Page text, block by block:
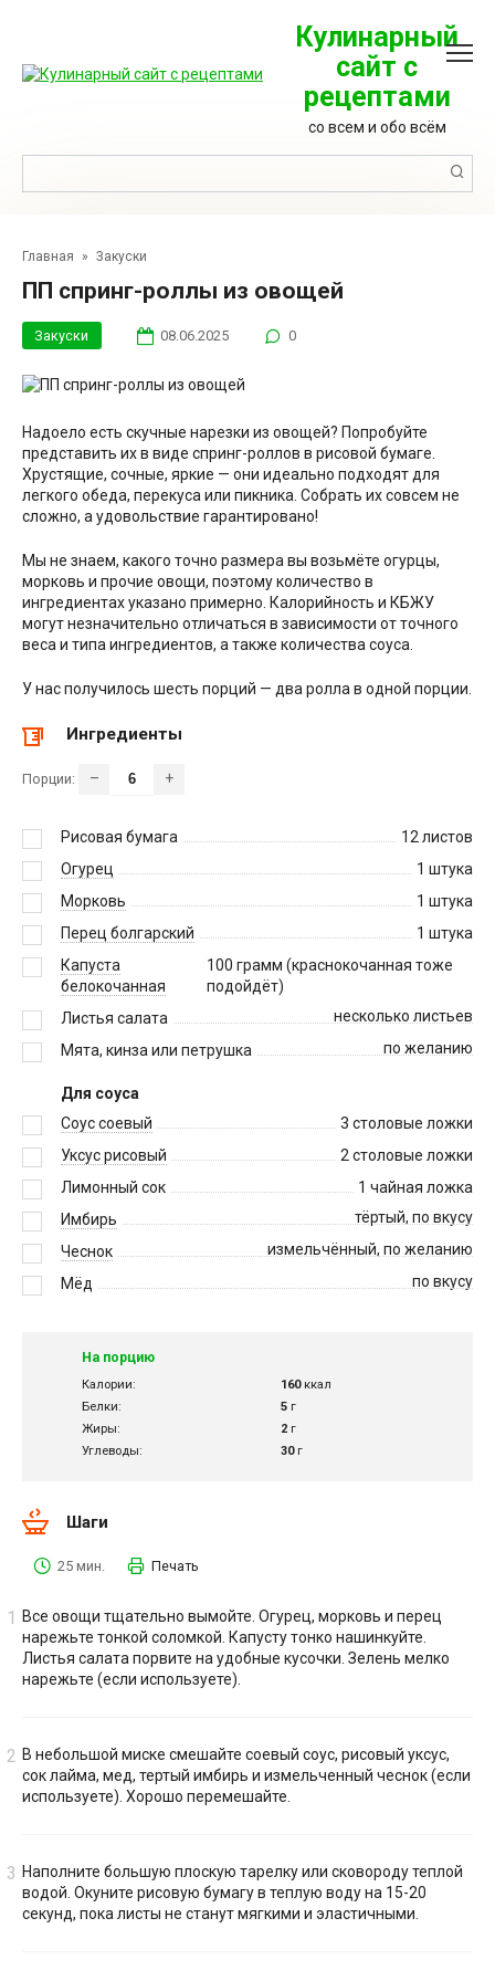
Кулинарный
сайт с
рецептами
со всем и обо всём
Главная » Закуски
ПП спринг-роллы из овощей
Закуски 08.06.2025 0
Надоело есть скучные нарезки из овощей? Попробуйте
представить их в виде спринг-роллов в рисовой бумаге.
Хрустящие, сочные, яркие — они идеально подходят для
легкого обеда, перекуса или пикника. Собрать их совсем не
сложно, а удовольствие гарантировано!
Мы не знаем, какого точно размера вы возьмёте огурцы,
морковь и прочие овощи, поэтому количество в
ингредиентах указано примерно. Калорийность и КБЖУ
могут незначительно отличаться в зависимости от точного
веса и типа ингредиентов, а также количества соуса.
У нас получилось шесть порций — два ролла в одной порции.
Ингредиенты
Порции: – +
Рисовая бумага 12 листов
Огурец
1 штука
Морковь
1 штука
Перец болгарский
1 штука
Капуста
белокочанная
100 грамм (краснокочанная тоже
подойдёт)
Листья салата
несколько листьев
Мята, кинза или петрушка
по желанию
Для соуса
Соус соевый
3 столовые ложки
Уксус рисовый
2 столовые ложки
Лимонный сок
1 чайная ложка
Имбирь
тёртый, по вкусу
Чеснок
измельчённый, по желанию
Мёд
по вкусу
На порцию
Калории: 160ккал
Белки:
5 г
Жиры:
2 г
Углеводы:
30г
Шаги
25 мин. Печать
Все овощи тщательно вымойте. Огурец, морковь и перец
нарежьте тонкой соломкой. Капусту тонко нашинкуйте.
Листья салата порвите на удобные кусочки. Зелень мелко
нарежьте (если используете).
В небольшой миске смешайте соевый соус, рисовый уксус,
сок лайма, мед, тертый имбирь и измельченный чеснок (если
используете). Хорошо перемешайте.
Наполните большую плоскую тарелку или сковороду теплой
водой. Окуните рисовую бумагу в теплую воду на 15-20
секунд, пока листы не станут мягкими и эластичными.